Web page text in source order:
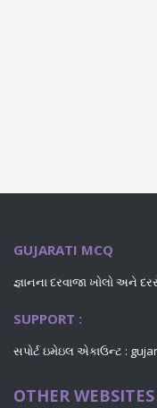
GUJARATI MCQ
જ્ઞાનના દરવાજા ખોલો અને
SUPPORT :
સપોર્ટ ઇમેઇલ એકાઉન્ટ :
OTHER WEBSITES